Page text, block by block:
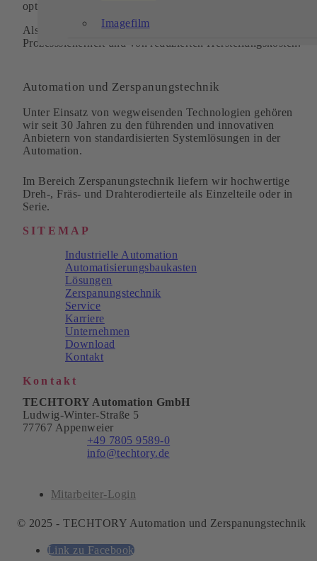
Imagefilm
optimiert, der Aufwand für Nacharbeiten wird minimiert.
Als Kunde profitieren Sie von einer gesteigerten
Prozesssicherheit und von reduzierten Herstellungskosten.
Automation und Zerspanungstechnik
Unter Einsatz von wegweisenden Technologien gehören
wir seit 30 Jahren zu den führenden und innovativen
Anbietern von standardisierten Systemlösungen in der
Automation.
Im Bereich Zerspanungstechnik liefern wir hochwertige
Dreh-, Fräs- und Drahterodierteile als Einzelteile oder in
Serie.
SITEMAP
Industrielle Automation
Automatisierungsbaukasten
Lösungen
Zerspanungstechnik
Service
Karriere
Unternehmen
Download
Kontakt
Kontakt
TECHTORY Automation GmbH
Ludwig-Winter-Straße 5
77767 Appenweier
+49 7805 9589-0
info@techtory.de
Mitarbeiter-Login
© 2025 - TECHTORY Automation und Zerspanungstechnik
Link zu Facebook